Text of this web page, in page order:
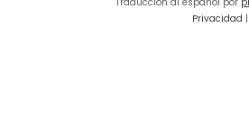
Privacidad |